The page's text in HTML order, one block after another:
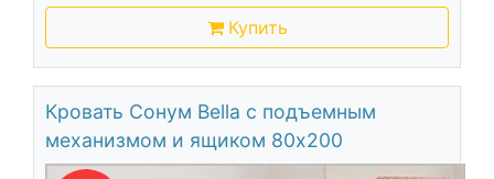
Купить
Кровать Сонум Bella с подъемным
механизмом и ящиком 80х200